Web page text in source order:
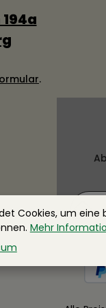
.
Ich
Cookies, um eine
Mehr